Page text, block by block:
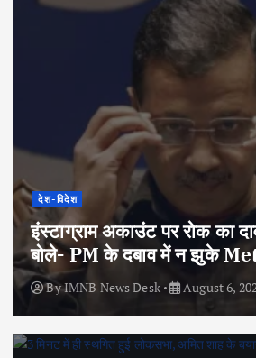
देश-विदेश
इंस्टाग्राम अकाउंट पर रोक का
बोले- PM के दबाव में न झुके
ByIMNB News Desk August 6,